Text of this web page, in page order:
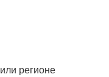
регионе